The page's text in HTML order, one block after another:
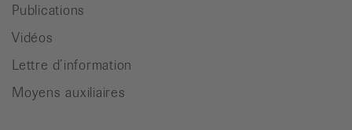
Publications
Vidéos
Lettre d’information
Moyens auxiliaires